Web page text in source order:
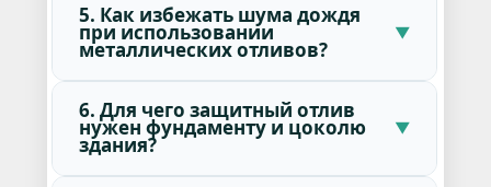
5. Как избежать шума дождя
при использовании
металлических отливов?
6. Для чего защитный отлив
нужен фундаменту и цоколю
здания?